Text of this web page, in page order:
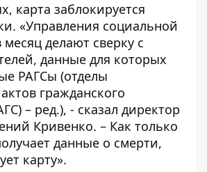
карта заблокируется
«Управления социальной
делают сверку с
данные для которых
РАГСы (отделы
гражданского
– ред.), - сказал директор
Кривенко. – Как только
данные о смерти,
карту».